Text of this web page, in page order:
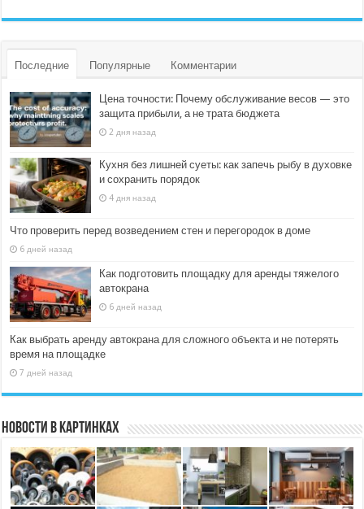
Последние Популярные Комментарии
Цена точности: Почему обслуживание весов — это
защита прибыли, а не трата бюджета
2 дня назад
Кухня без лишней суеты: как запечь рыбу в духовке
и сохранить порядок
4 дня назад
Что проверить перед возведением стен и перегородок в доме
6 дней назад
Как подготовить площадку для аренды тяжелого
автокрана
6 дней назад
Как выбрать аренду автокрана для сложного объекта и не потерять
время на площадке
7 дней назад
Новости в картинках